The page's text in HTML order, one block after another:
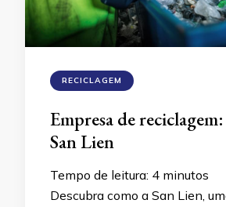
RECICLAGEM
Empresa de
San Lien
Tempo de leitura: 4 minutos
Descubra como a San Lien,